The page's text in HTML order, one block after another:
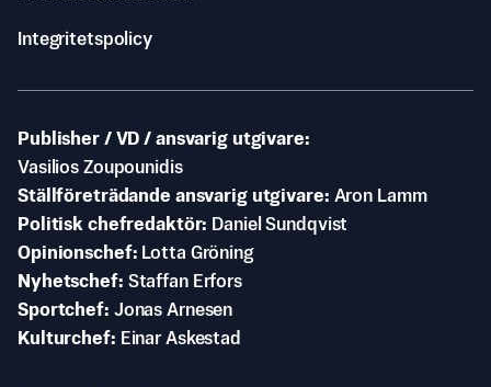
Integritetspolicy
Publisher / VD / ansvarig utgivare
Vasilios Zoupounidis
Ställföreträdande ansvarig utgivare Aron Lamm
Politisk chefredaktör
Daniel Sundqvist
Opinionschef
Lotta Gröning
Nyhetschef Staffan Erfors
Sportchef Jonas Arnesen
Kulturchef
Einar Askestad